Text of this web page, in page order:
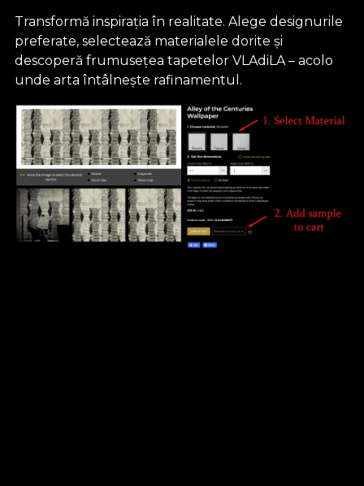
Transformă inspirația în realitate. Alege designurile
preferate, selectează materialele dorite și
descoperă frumusețea tapetelor VLAdiLA – acolo
unde arta întâlnește rafinamentul.